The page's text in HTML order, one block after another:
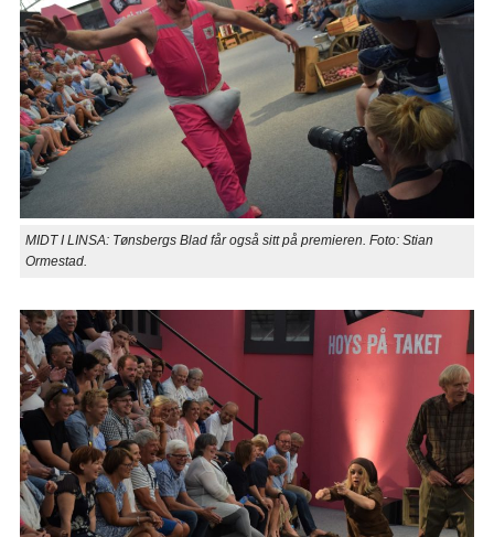
MIDT I LINSA: Tønsbergs Blad får også sitt på premieren. Foto: Stian
Ormestad.